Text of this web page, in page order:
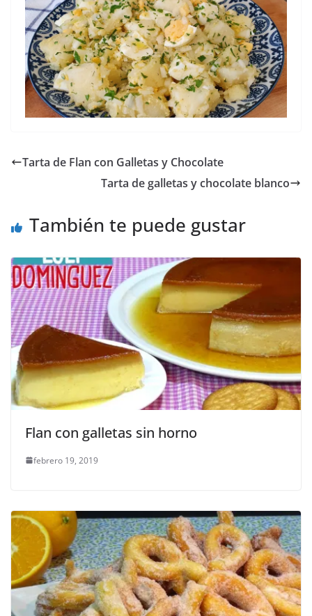
Tarta de Flan con Galletas y Chocolate
Tarta de galletas y chocolate blanco
También te puede gustar
Flan con galletas sin horno
febrero 19, 2019